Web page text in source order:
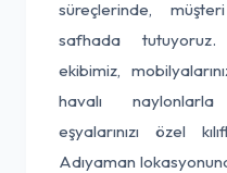
süreçlerinde,
safhada
ekibimiz,
havalı
eşyalarınızı özel
Adıyaman